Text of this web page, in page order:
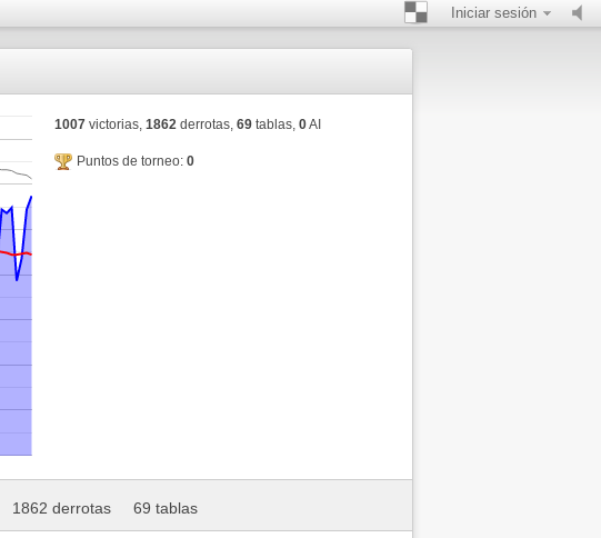
Iniciar sesión
1007victorias, 1862derrotas, 69tablas, 0AI
Puntos de torneo: 0
1862 derrotas 69 tablas